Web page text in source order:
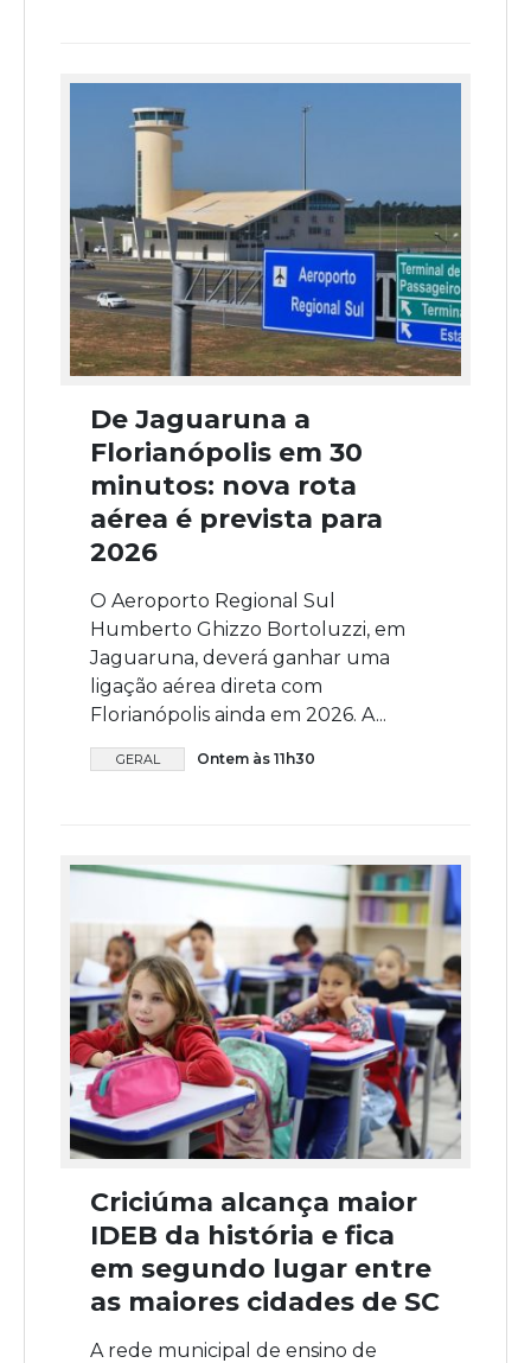
De Jaguaruna a
Florianópolis em 30
minutos: nova rota
aérea é prevista para
2026
O Aeroporto Regional Sul
Humberto Ghizzo Bortoluzzi, em
Jaguaruna, deverá ganhar uma
ligação aérea direta com
Florianópolis ainda em 2026. A...
GERAL Ontem às 11h30
Criciúma alcança maior
IDEB da história e fica
em segundo lugar entre
as maiores cidades de SC
A rede municipal de ensino de